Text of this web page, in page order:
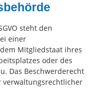
steht den
einer
Mitgliedstaat ihres
oder des
Das Beschwerderecht
verwaltungsrechtlicher